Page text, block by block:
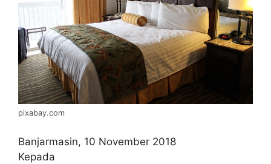
pixabay.com
Banjarmasin, 10 November 2018
Kepada